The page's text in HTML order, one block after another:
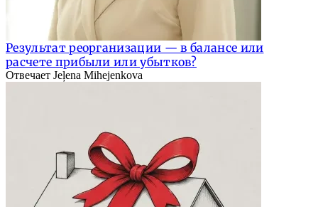
Результат реорганизации — в балансе или
расчете прибыли или убытков?
Отвечает Jeļena Mihejenkova